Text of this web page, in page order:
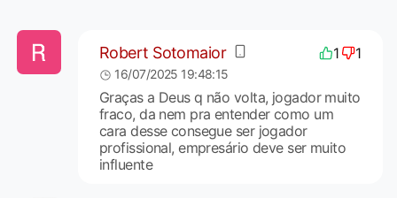
Robert Sotomaior 1 1
16/07/2025 19:48:15
Graças a Deus q não volta, jogador muito
fraco, da nem pra entender como um
cara desse consegue ser jogador
profissional, empresário deve ser muito
influente